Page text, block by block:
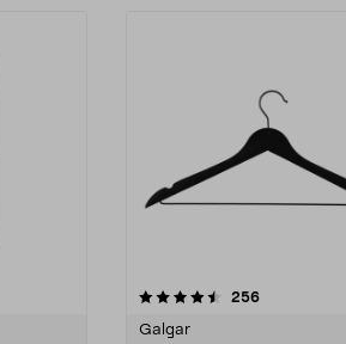
256recensioner
Galgar
4.0av 5 stjärnor